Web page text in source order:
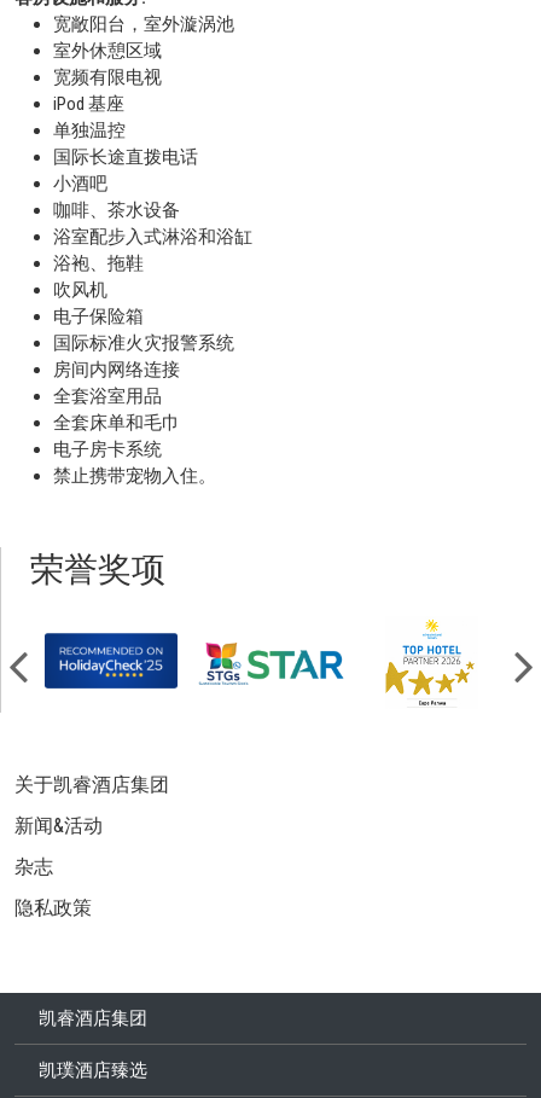
宽敞阳台，室外漩涡池
室外休憩区域
宽频有限电视
iPod 基座
单独温控
国际长途直拨电话
小酒吧
咖啡、茶水设备
浴室配步入式淋浴和浴缸
浴袍、拖鞋
吹风机
电子保险箱
国际标准火灾报警系统
房间内网络连接
全套浴室用品
全套床单和毛巾
电子房卡系统
禁止携带宠物入住。
荣誉奖项
关于凯睿酒店集团
新闻&活动
杂志
隐私政策
凯睿酒店集团
凯璞酒店臻选